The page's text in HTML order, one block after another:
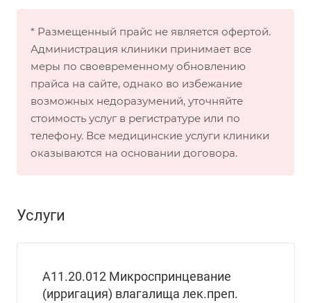
* Размещенный прайс не является офертой.
Администрация клиники принимает все
меры по своевременному обновлению
прайса на сайте, однако во избежание
возможных недоразумений, уточняйте
стоимость услуг в регистратуре или по
телефону. Все медицинские услуги клиники
оказываются на основании договора.
Услуги
A11.20.012 Микроспринцевание
(ирригация) влагалища лек.преп.